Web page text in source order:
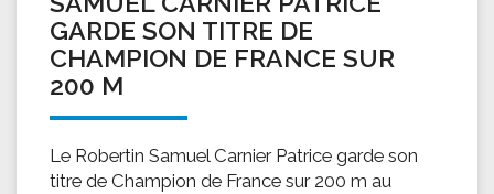
GARDE SON TITRE DE
CHAMPION DE FRANCE SUR
200 M
Le Robertin Samuel Carnier Patrice garde son
titre de Champion de France sur 200 m au